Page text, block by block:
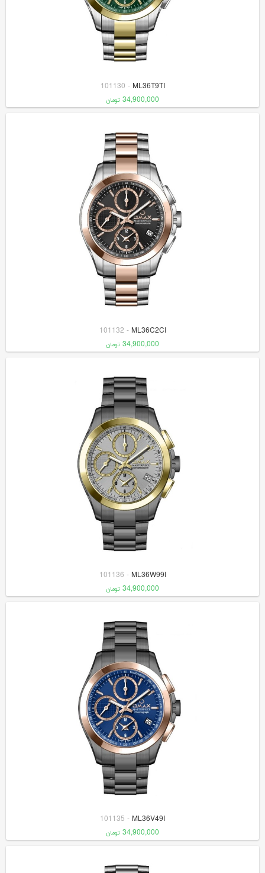
ML36T9TI
-
101130
34,900,000 تومان
ML36C2CI
-
101132
34,900,000 تومان
ML36W99I
-
101136
34,900,000 تومان
ML36V49I
-
101135
34,900,000 تومان